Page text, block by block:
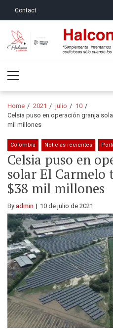
Contact
Halcones
Menu
Home 2021 julio
10
Celsia puso en operación granja
mil millones
Colombia Noticias recientes
Celsia puso en
solar El Carmelo
$38 mil millones
By admin 10 de julio de 2021